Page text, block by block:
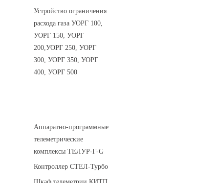
Устройство ограничения
расхода газа УОРГ 100,
УОРГ 150, УОРГ
200,УОРГ 250, УОРГ
300, УОРГ 350, УОРГ
400, УОРГ 500
Аппаратно-программные
телеметрические
комплексы ТЕЛУР-Г-G
Контроллер СТЕЛ-Турбо